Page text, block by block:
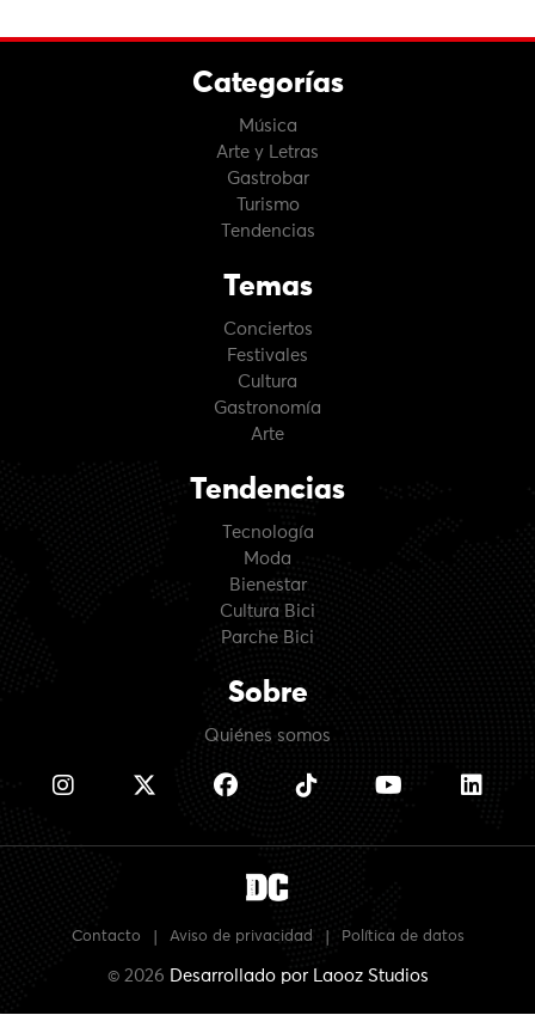
Categorías
Música
Arte y Letras
Gastrobar
Turismo
Tendencias
Temas
Conciertos
Festivales
Cultura
Gastronomía
Arte
Tendencias
Tecnología
Moda
Bienestar
Cultura Bici
Parche Bici
Sobre
Quiénes somos
Contacto Aviso de privacidad Política de datos
© 2026 Desarrollado por Laooz Studios